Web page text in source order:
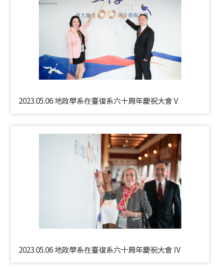
2023.05.06 地政學系在臺復系六十周年慶祝大會 V
2023.05.06 地政學系在臺復系六十周年慶祝大會 IV